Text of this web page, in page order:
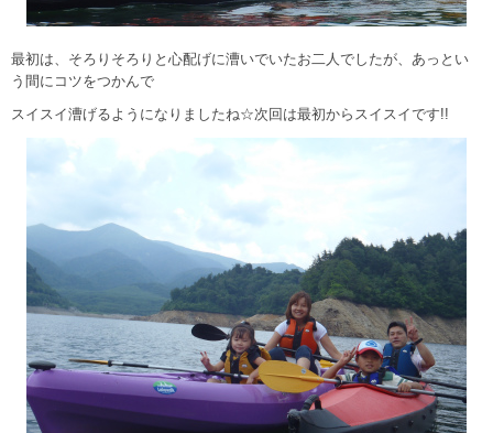
最初は、そろりそろりと心配げに漕いでいたお二人でしたが、あっとい
う間にコツをつかんで
スイスイ漕げるようになりましたね☆次回は最初からスイスイです!!